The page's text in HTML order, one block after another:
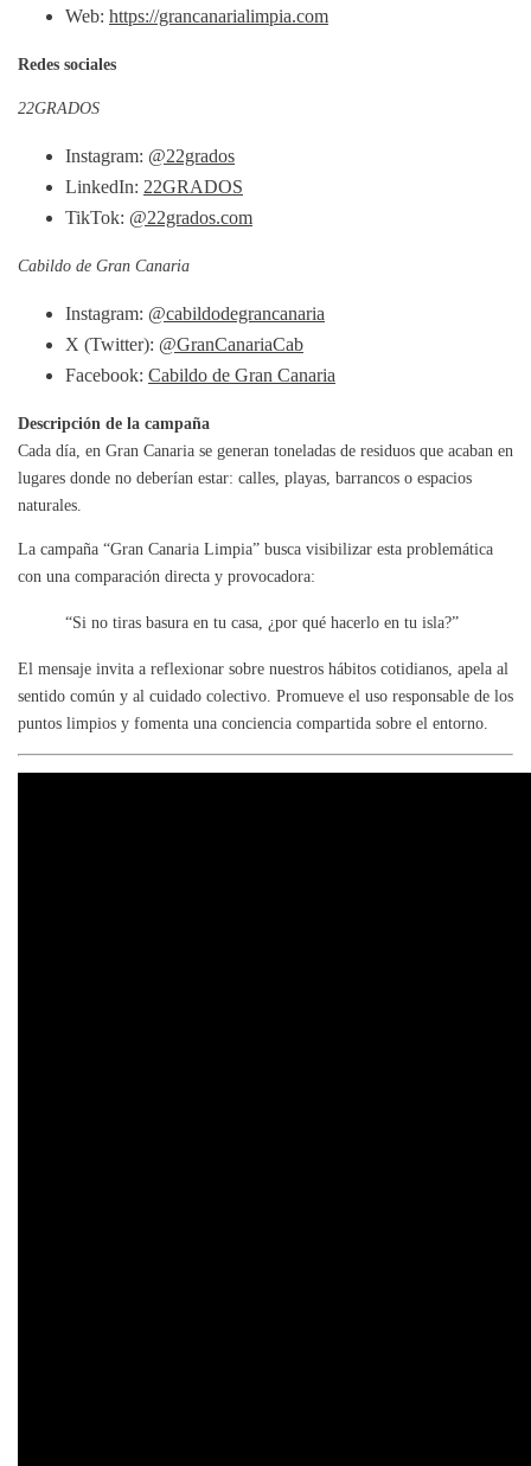
Web: https://grancanarialimpia.com
Redes sociales
22GRADOS
Instagram: @22grados
LinkedIn: 22GRADOS
TikTok: @22grados.com
Cabildo de Gran Canaria
Instagram: @cabildodegrancanaria
X (Twitter): @GranCanariaCab
Facebook: Cabildo de Gran Canaria
Descripción de la campaña
Cada día, en Gran Canaria se generan toneladas de residuos que acaban en
lugares donde no deberían estar: calles, playas, barrancos o espacios
naturales.
La campaña “Gran Canaria Limpia” busca visibilizar esta problemática
con una comparación directa y provocadora:
“Si no tiras basura en tu casa, ¿por qué hacerlo en tu isla?”
El mensaje invita a reflexionar sobre nuestros hábitos cotidianos, apela al
sentido común y al cuidado colectivo. Promueve el uso responsable de los
puntos limpios y fomenta una conciencia compartida sobre el entorno.